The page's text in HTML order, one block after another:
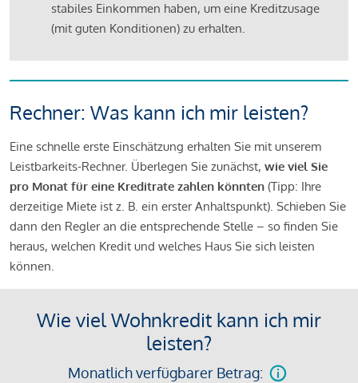
stabiles Einkommen haben, um eine Kreditzusage
(mit guten Konditionen) zu erhalten.
Rechner: Was kann ich mir leisten?
Eine schnelle erste Einschätzung erhalten Sie mit unserem
Leistbarkeits-Rechner. Überlegen Sie zunächst, wie viel Sie
pro Monat für eine Kreditrate zahlen könnten (Tipp: Ihre
derzeitige Miete ist z. B. ein erster Anhaltspunkt). Schieben Sie
dann den Regler an die entsprechende Stelle – so finden Sie
heraus, welchen Kredit und welches Haus Sie sich leisten
können.
Wie viel Wohnkredit kann ich mir
leisten?
Monatlich verfügbarer Betrag: